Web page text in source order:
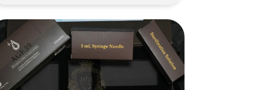
repasamos la biotina, la
vitamina D, el hierro y el zinc,
junto con las señales que
pueden indicar una deficiencia
detrás de la caída. Respuesta
directa Vitaminas para el
Cabello: Qué […]